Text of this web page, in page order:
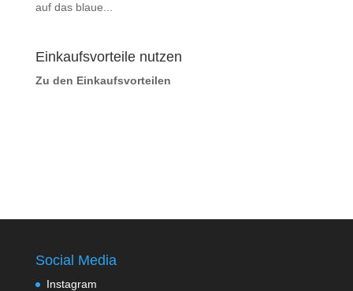
auf das blaue...
Einkaufsvorteile nutzen
Zu den Einkaufsvorteilen
Social Media
Instagram